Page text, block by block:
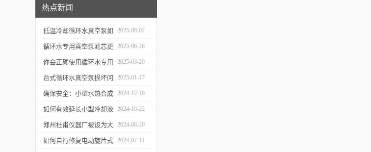
热点新闻
低温冷却循环水真空泵如
何提升制冷与真空效率？
2025-09-02
循环水专用真空泵滤芯更
换周期：基于水质污染度
的判断方法
2025-06-26
你会正确使用循环水专用
真空泵吗？
2025-03-20
台式循环水真空泵损坏问
题诊断与预防措施
2025-01-17
确保安全：小型水热合成
反应釜的操作与维护建议
2024-12-18
如何有效延长小型冷却液
水循环泵的使用寿命？
2024-10-22
郑州杜甫仪器厂被设为大
学生实习就业基地
2024-08-20
如何自行修复电动旋片式 2024-07-11